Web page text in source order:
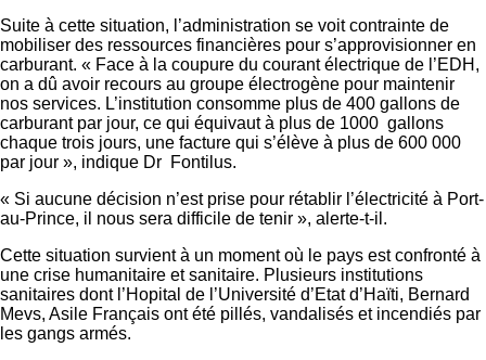
Suite à cette situation, l’administration se voit contrainte de
mobiliser des ressources financières pour s’approvisionner en
carburant. « Face à la coupure du courant électrique de l’EDH,
on a dû avoir recours au groupe électrogène pour maintenir
nos services. L’institution consomme plus de 400 gallons de
carburant par jour, ce qui équivaut à plus de 1000 gallons
chaque trois jours, une facture qui s’élève à plus de 600 000
par jour », indique Dr Fontilus.
« Si aucune décision n’est prise pour rétablir l’électricité à Port-
au-Prince, il nous sera difficile de tenir », alerte-t-il.
Cette situation survient à un moment où le pays est confronté à
une crise humanitaire et sanitaire. Plusieurs institutions
sanitaires dont l’Hopital de l’Université d’Etat d’Haïti, Bernard
Mevs, Asile Français ont été pillés, vandalisés et incendiés par
les gangs armés.